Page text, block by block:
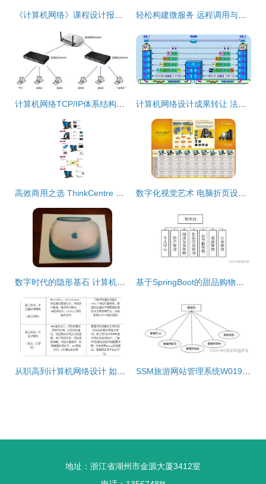
地址：浙江省湖州市金源大厦3412室